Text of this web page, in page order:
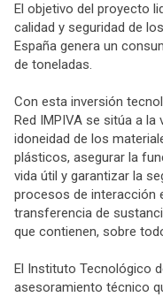
El objetivo del proyecto
calidad y seguridad de
España genera un
de toneladas.
Con esta inversión
Red IMPIVA se sitúa a la
idoneidad de los
plásticos, asegurar la
vida útil y garantizar la
procesos de interacción
transferencia de
que contienen, sobre
El Instituto Tecnológico
asesoramiento técnico